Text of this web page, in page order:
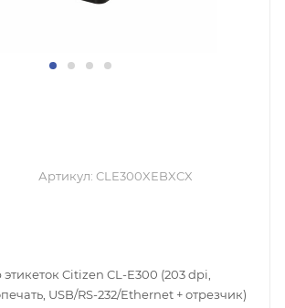
Артикул: CLE300XEBXCX
Citizen CL-E300 (203 dpi,
USB/RS-232/Ethernet + отрезчик)